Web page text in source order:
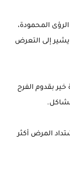
المحمودة،
إلى التعرض
بقدوم الفرح
المرض أكثر